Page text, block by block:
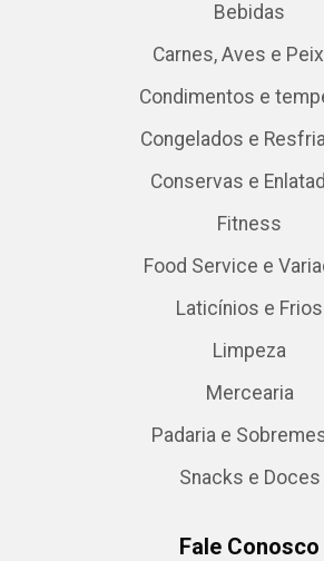
Bebidas
Carnes, Aves e
Condimentos e
Congelados e
Conservas e
Fitness
Food Service e
Laticínios e Frios
Limpeza
Mercearia
Padaria e
Snacks e Doces
Fale Conosco